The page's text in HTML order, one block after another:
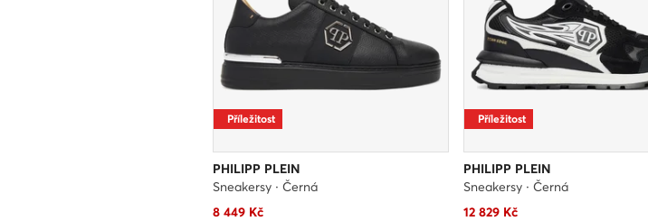
Příležitost
PHILIPP PLEIN
Sneakersy · Černá
Aktuální cena
8 449Kč
Příležitost
PHILIPP PLEIN
Sneakersy · Černá
Aktuální cena
12 829Kč